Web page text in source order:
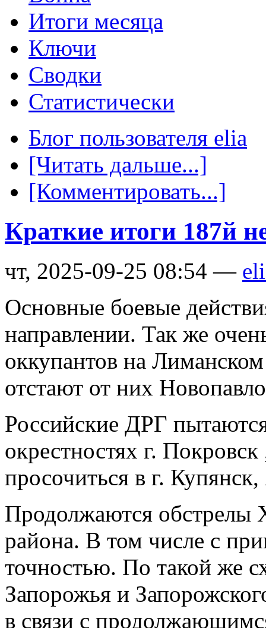
Итоги месяца
Ключи
Сводки
Статистически
Блог пользователя elia
[Читать дальше...]
[Комментировать...]
Краткие итоги 187й
чт, 2025-09-25 08:54 —
Основные боевые
направлении. Так же
оккупантов на
отстают от них
Российские ДРГ
окрестностях г.
просочиться в г.
Продолжаются обстрелы
района. В том числе с
точностью. По такой же
Запорожья и
в связи с